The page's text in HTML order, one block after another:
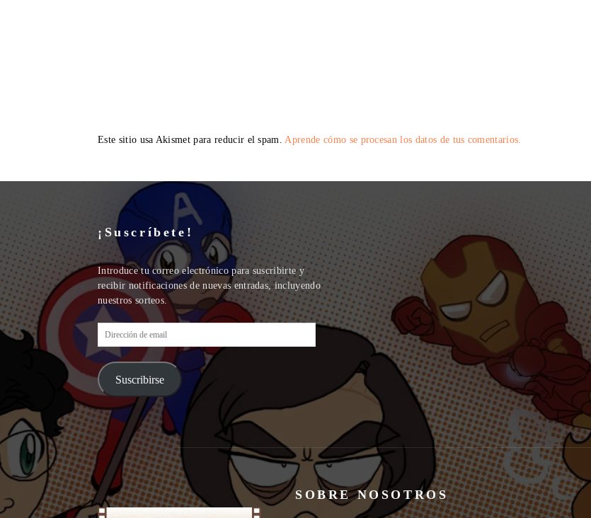
Este sitio usa Akismet para reducir el spam.Aprende cómo se procesan los datos de tus comentarios.
¡Suscríbete!
Introduce tu correo electrónico para suscribirte y
recibir notificaciones de nuevas entradas, incluyendo
nuestros sorteos.
Dirección
de
email
Suscribirse
SOBRE NOSOTROS